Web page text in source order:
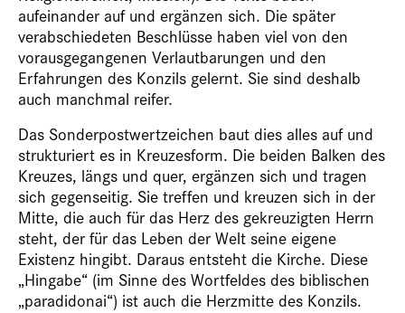
aufeinander auf und ergänzen sich. Die später
verabschiedeten Beschlüsse haben viel von den
vorausgegangenen Verlautbarungen und den
Erfahrungen des Konzils gelernt. Sie sind deshalb
auch manchmal reifer.
Das Sonderpostwertzeichen baut dies alles auf und
strukturiert es in Kreuzesform. Die beiden Balken des
Kreuzes, längs und quer, ergänzen sich und tragen
sich gegenseitig. Sie treffen und kreuzen sich in der
Mitte, die auch für das Herz des gekreuzigten Herrn
steht, der für das Leben der Welt seine eigene
Existenz hingibt. Daraus entsteht die Kirche. Diese
„Hingabe“ (im Sinne des Wortfeldes des biblischen
„paradidonai“) ist auch die Herzmitte des Konzils.